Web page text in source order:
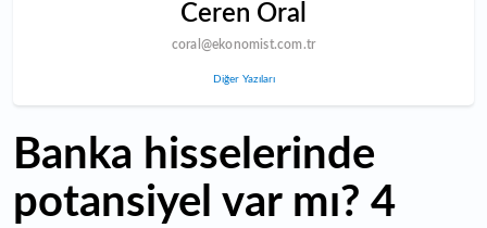
Ceren Oral
coral@ekonomist.com.tr
Diğer Yazıları
Banka hisselerinde
potansiyel var mı? 4